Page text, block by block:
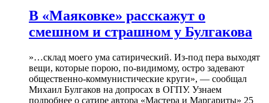
В «Маяковке» расскажут о
смешном и страшном у Булгакова
»…склад моего ума сатирический. Из-под пера выходят
вещи, которые порою, по-видимому, остро задевают
общественно-коммунистические круги», — сообщал
Михаил Булгаков на допросах в ОГПУ. Узнаем
подробнее о сатире автора «Мастера и Маргариты» 25